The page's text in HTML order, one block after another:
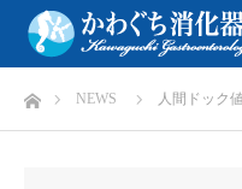
ホームNEWS 人間ドック